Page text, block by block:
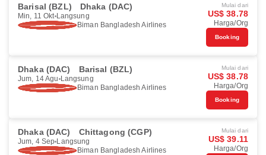
Barisal (BZL) Dhaka (DAC)
Min, 11 Okt Langsung
Biman Bangladesh Airlines
Mulai dari
US$ 38.78
Harga/Org
Booking
Dhaka (DAC) Barisal (BZL)
Jum, 14 Agu Langsung
Biman Bangladesh Airlines
Mulai dari
US$ 38.78
Harga/Org
Booking
Dhaka (DAC) Chittagong (CGP)
Jum, 4 Sep Langsung
Biman Bangladesh Airlines
Mulai dari
US$ 39.11
Harga/Org